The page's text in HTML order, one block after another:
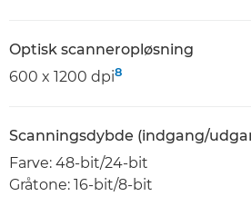
Optisk scanneropløsning
600 x 1200 dpi8
Scanningsdybde (indgang/
Farve: 48-bit/24-bit
Gråtone: 16-bit/8-bit